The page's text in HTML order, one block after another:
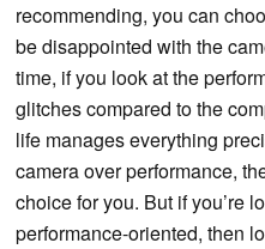
recommending, you can
be disappointed with the
time, if you look at the
glitches compared to the
life manages everything
camera over performance,
choice for you. But if you’re
performance-oriented, then